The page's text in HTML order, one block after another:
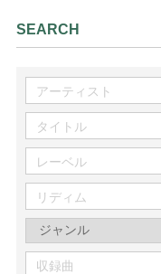
SEARCH